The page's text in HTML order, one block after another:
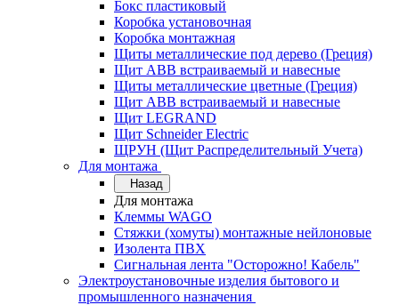
Бокс пластиковый
Коробка установочная
Коробка монтажная
Щиты металлические под дерево (Греция)
Щит ABB встраиваемый и навесные
Щиты металлические цветные (Греция)
Щит ABB встраиваемый и навесные
Щит LEGRAND
Щит Schneider Electric
ЩРУН (Щит Распределительный Учета)
Для монтажа
Назад
Для монтажа
Клеммы WAGO
Стяжки (хомуты) монтажные нейлоновые
Изолента ПВХ
Сигнальная лента "Осторожно! Кабель"
Электроустановочные изделия бытового и
промышленного назначения